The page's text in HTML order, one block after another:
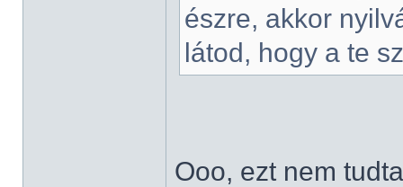
észre, akkor
látod, hogy a te
Ooo, ezt nem